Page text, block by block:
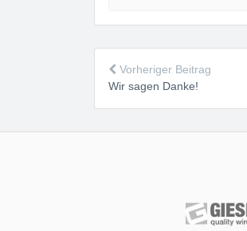
Vorheriger Beitrag
Wir sagen Danke!